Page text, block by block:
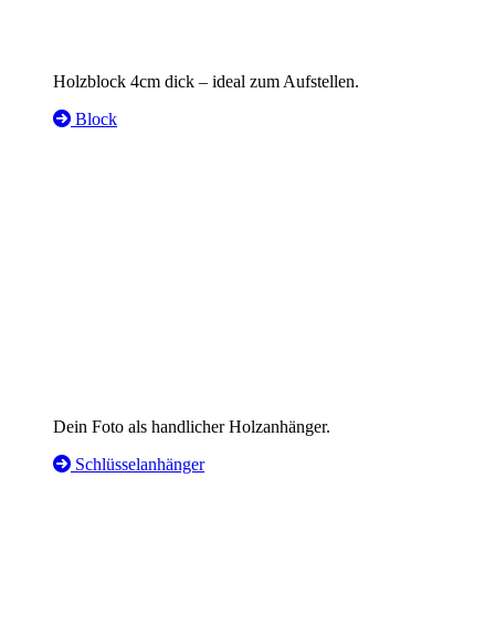
Holzblock 4cm dick – ideal zum Aufstellen.
Block
Dein Foto als handlicher Holzanhänger.
Schlüsselanhänger